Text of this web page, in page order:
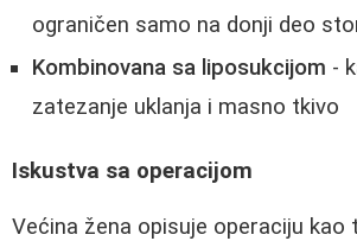
ograničen samo na donji deo
Kombinovana sa liposukcijom -
zatezanje uklanja i masno tkivo
Iskustva sa operacijom
Većina žena opisuje operaciju